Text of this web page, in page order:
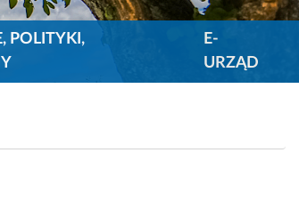
POLITYKI,
E-
URZĄD